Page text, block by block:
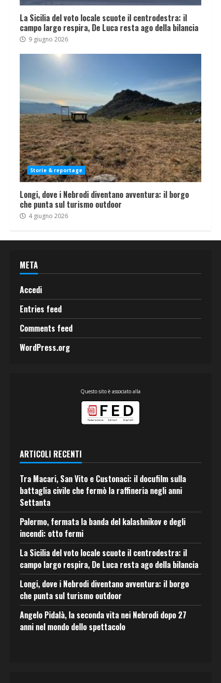
La Sicilia del voto locale scuote il centrodestra: il
campo largo respira, De Luca resta ago della bilancia
9 giugno 2026
Storie & reportage
Longi, dove i Nebrodi diventano avventura: il borgo
che punta sul turismo outdoor
4 giugno 2026
META
Accedi
Entries feed
Comments feed
WordPress.org
Questo sito è associato alla
ARTICOLI RECENTI
Tra Macari, San Vito e Custonaci: il docufilm sulla
battaglia civile che fermò la raffineria negli anni
Settanta
Palermo, fermata la banda del kalashnikov e degli
incendi: otto fermi
La Sicilia del voto locale scuote il centrodestra: il
campo largo respira, De Luca resta ago della bilancia
Longi, dove i Nebrodi diventano avventura: il borgo
che punta sul turismo outdoor
Angelo Pidalà, la seconda vita nei Nebrodi dopo 27
anni nel mondo dello spettacolo